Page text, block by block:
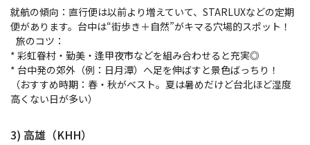
就航の傾向：直行便は以前より増えていて、STARLUXなどの定期
便があります。台中は“街歩き＋自然”がキマる穴場的スポット！
旅のコツ：
* 彩虹眷村・勤美・逢甲夜市などを組み合わせると充実◎
* 台中発の郊外（例：日月潭）へ足を伸ばすと景色ばっちり！
（おすすめ時期：春・秋がベスト。夏は暑めだけど台北ほど湿度
高くない日が多い）
3) 高雄（KHH）